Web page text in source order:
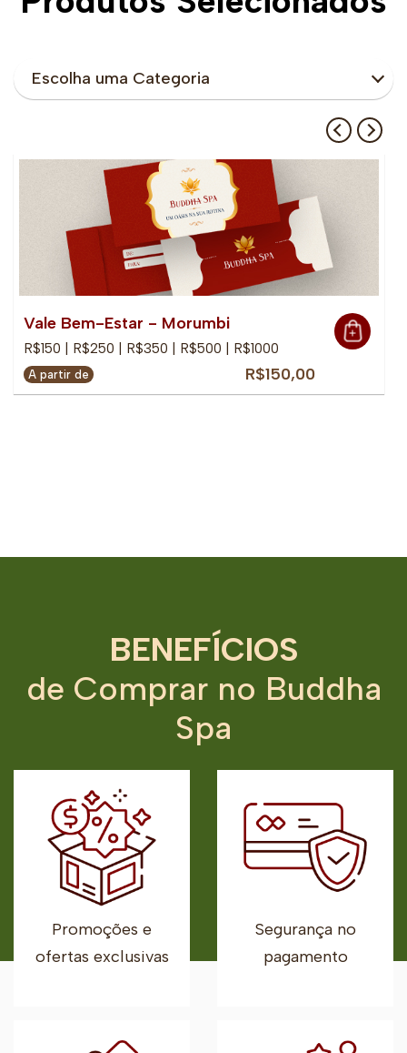
Escolha uma Categoria
Vale Bem-Estar - Morumbi
R$150 | R$250 | R$350 | R$500 | R$1000
A partir de R$150,00
BENEFÍCIOS
de Comprar no Buddha
Spa
Promoções e
ofertas exclusivas
Segurança no
pagamento